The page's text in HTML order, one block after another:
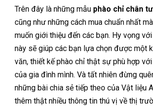
Trên đây là những mẫu phào chỉ chân
cũng như những cách mua chuẩn nhất
muốn giới thiệu đến các bạn. Hy vọng
này sẽ giúp các bạn lựa chọn được một
văn, thiết kế phào chỉ thật sự phù hợp
của gia đình mình. Và tất nhiên đừng
những bài chia sẻ tiếp theo của Vật liệu
thêm thật nhiều thông tin thú vị về thị